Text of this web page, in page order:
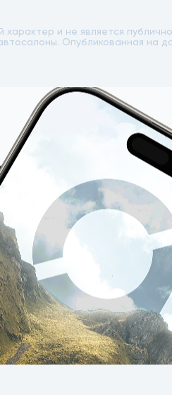
и не является
Опубликованная на